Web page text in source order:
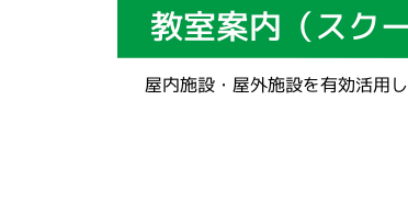
教室案内（スク
屋内施設・屋外施設を有効活用